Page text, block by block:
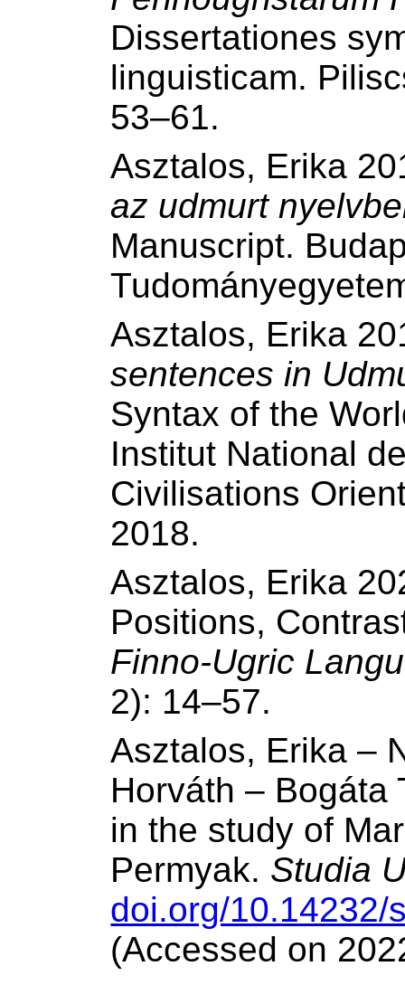
Dissertationes
linguisticam.
53–61.
Asztalos, Erika
az udmurt
Manuscript.
Asztalos, Erika
sentences in
Syntax of the
Institut National
Civilisations
2018.
Asztalos, Erika
Positions,
Finno-Ugric
2): 14–57.
Asztalos, Erika –
Horváth – Bogáta
in the study of
Permyak. Studia
doi.org/10.14232/
(Accessed on